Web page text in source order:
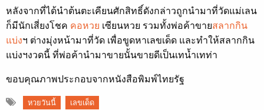
หลังจากที่ได้นำต้นตะเคียนศักสิทธิ์ดังกล่าวถูกนำมาที่วัดแม่เลน
ก็มีนักเสี่ยงโชค คอหวย เซียนหวย รวมทั้งพ่อค้าขายสลากกิน
แบ่งฯ ต่างมุ่งหน้ามาที่วัด เพื่อขูดหาเลขเด็ด และทำให้สลากกิน
แบ่งฯงวดนี้ ที่พ่อค้านำมาขายนั้นขายดีเป็นเทน้ำเทท่า
ขอบคุณภาพประกอบจากหนังสือพิมพ์ไทยรัฐ
หวยวันนี้ เลขเด็ด